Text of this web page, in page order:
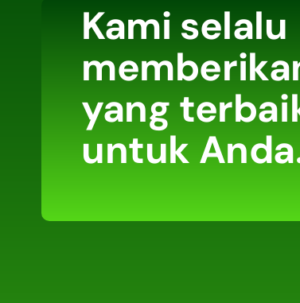
Kami selalu
yang
untuk